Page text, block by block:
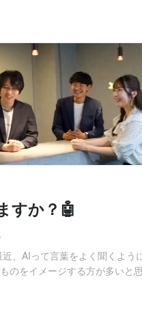
ってますか
、AIって言葉をよく聞くよう
のをイメージする方が多いと